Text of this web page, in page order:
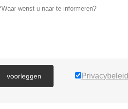
voorleggen Privacybeleid